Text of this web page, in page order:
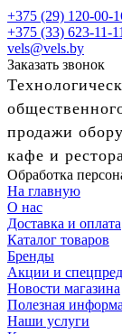
+375 (29) 120-00-
+375 (33) 623-11-11
vels@vels.by
Заказать звонок
продажи
кафе и
Обработка
На главную
О нас
Доставка и оплата
Каталог товаров
Бренды
Акции и
Новости магазина
Полезная
Наши услуги